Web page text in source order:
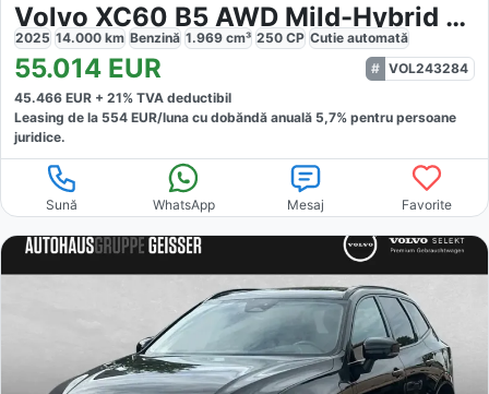
Volvo XC60 B5 AWD Mild-Hybrid Ultra
2025 14.000 km Benzină 1.969 cm³ 250 CP Cutie automată
55.014 EUR
VOL243284
45.466 EUR + 21% TVA deductibil
Leasing de la 554 EUR/luna cu dobăndă anuală 5,7% pentru persoane
juridice.
Sună WhatsApp Mesaj Favorite